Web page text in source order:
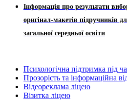
Інформація про результати
оригінал-макетів підручників
загальної середньої освіти
Психологічна підтримка під
Прозорість та інформаційна
Відеореклама ліцею
Візитка ліцею